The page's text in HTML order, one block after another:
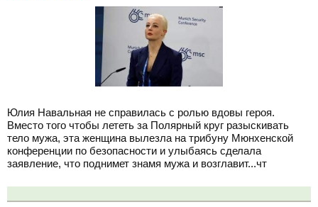
Юлия Навальная не справилась с ролью вдовы героя.
Вместо того чтобы лететь за Полярный круг разыскивать
тело мужа, эта женщина вылезла на трибуну Мюнхенской
конференции по безопасности и улыбаясь сделала
заявление, что поднимет знамя мужа и возглавит...чт